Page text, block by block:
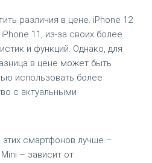
различия в цене. iPhone 12
11, из-за своих более
и функций. Однако, для
в цене может быть
использовать более
с актуальными
смартфонов лучше –
– зависит от